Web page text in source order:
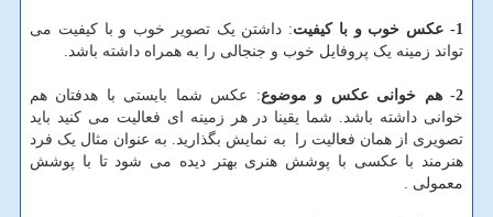
1- عکس خوب و با کیفیت
: داشتن یک تصویر خوب و با کیفیت می
تواند زمینه یک پروفایل خوب و جنجالی را به همراه داشته باشد.
2- هم خوانی عکس و موضوع
: عکس شما بایستی با هدفتان هم
خوانی داشته باشد. شما یقینا در هر زمینه ای فعالیت می کنید باید
تصویری از همان فعالیت را به نمایش بگذارید. به عنوان مثال یک فرد
هنرمند با عکسی با پوشش هنری بهتر دیده می شود تا با پوشش
معمولی .